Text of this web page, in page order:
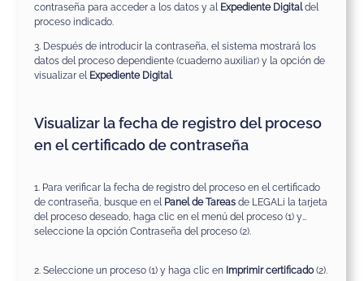
contraseña para acceder a los datos y al Expediente Digitaldel
proceso indicado.
3. Después de introducir la contraseña, el sistema mostrará los
datos del proceso dependiente (cuaderno auxiliar) y la opción de
visualizar el Expediente Digital.
Visualizar la fecha de registro del proceso
en el certificado de contraseña
1. Para verificar la fecha de registro del proceso en el certificado
de contraseña, busque en el Panel de Tareas de LEGALi la tarjeta
del proceso deseado, haga clic en el menú del proceso (1) y
seleccione la opción Contraseña del proceso (2).
2. Seleccione un proceso (1) y haga clic en Imprimir certificado(2).